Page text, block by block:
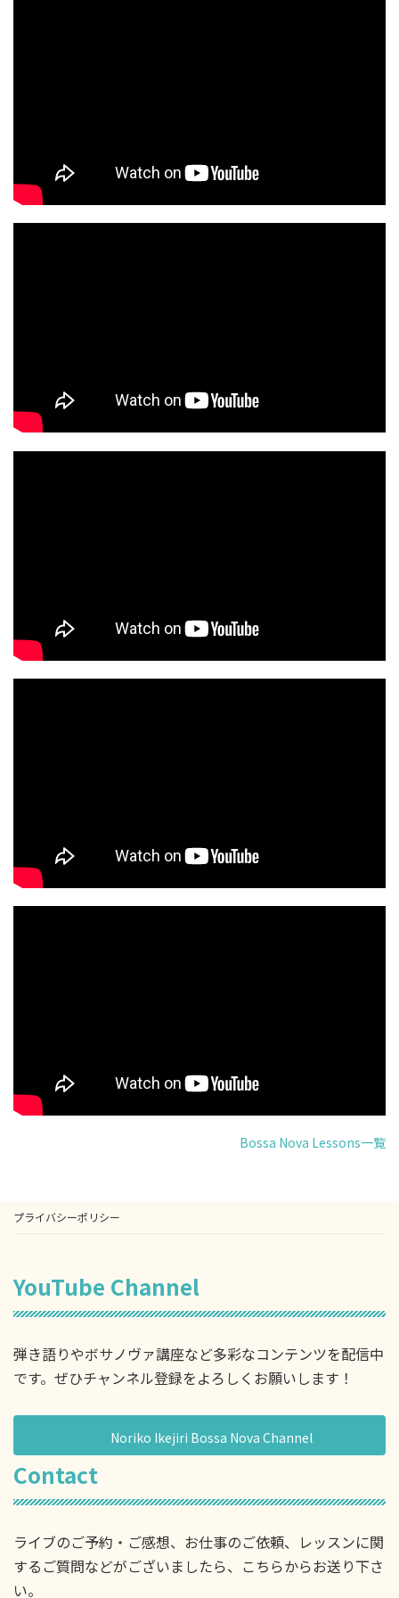
Bossa Nova Lessons一覧
プライバシーポリシー
YouTube Channel
弾き語りやボサノヴァ講座など多彩なコンテンツを配信中
です。ぜひチャンネル登録をよろしくお願いします！
Noriko Ikejiri Bossa Nova Channel
Contact
ライブのご予約・ご感想、お仕事のご依頼、レッスンに関
するご質問などがございましたら、こちらからお送り下さ
い。